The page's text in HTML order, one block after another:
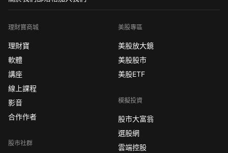
理財寶商城
理財寶
軟體
講座
線上課程
影音
合作作者
股市社群
美股專區
美股放大鏡
美股股市
美股ETF
模擬投資
股市大富翁
選股網
雲端控股